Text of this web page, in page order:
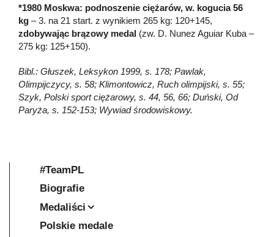
*1980 Moskwa: podnoszenie ciężarów, w. kogucia 56
kg – 3. na 21 start. z wynikiem 265 kg: 120+145,
zdobywając brązowy medal (zw. D. Nunez Aguiar Kuba –
275 kg: 125+150).
Bibl.: Głuszek, Leksykon 1999, s. 178; Pawlak,
Olimpijczycy, s. 58; Klimontowicz, Ruch olimpijski, s. 55;
Szyk, Polski sport ciężarowy, s. 44, 56, 66; Duński, Od
Paryża, s. 152-153; Wywiad środowiskowy.
#TeamPL
Biografie
Medaliści
Polskie medale